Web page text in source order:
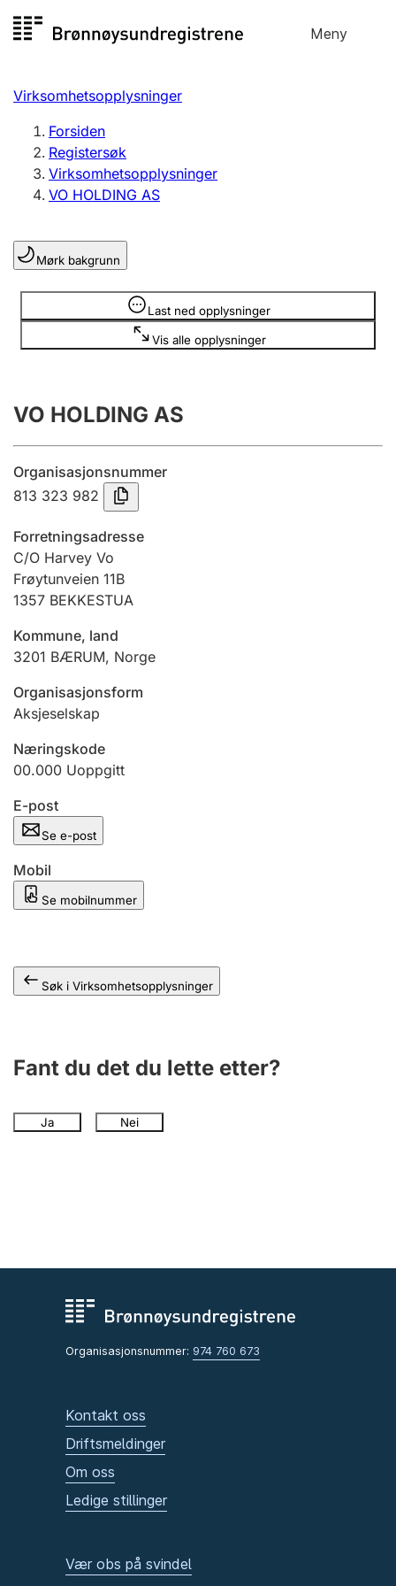
til
Meny
Registersøk
Aksjeselskap
Enkeltpersonforetak
Registrere, endre, slette
Lag og forening
Registrere, endre, slette
Årsregnskap
Innsending og forsinkelsesgebyr
Tinglysing
Jeger
Betaling og jegeravgiftskort
Ektepaktveileder
Andre tema
Virksomhetsopplysninger
Forsiden
Registersøk
Virksomhetsopplysninger
VO HOLDING AS
Mørk bakgrunn
Last ned opplysninger
Vis alle opplysninger
Opplysninger er skjult
VO HOLDING AS
Organisasjonsnummer
813 323 982
Forretningsadresse
C/O Harvey Vo
Frøytunveien 11B
1357 BEKKESTUA
Kommune, land
3201 BÆRUM, Norge
Organisasjonsform
Aksjeselskap
Næringskode
00.000 Uoppgitt
E-post
Se e-post
Mobil
Se mobilnummer
Søk i Virksomhetsopplysninger
Fant du det du lette etter?
Ja Nei
Organisasjonsnummer: 974 760 673
Kontakt oss
Driftsmeldinger
Om oss
Ledige stillinger
Vær obs på svindel